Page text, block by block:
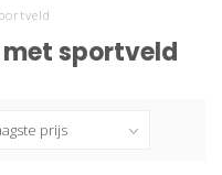
sportveld